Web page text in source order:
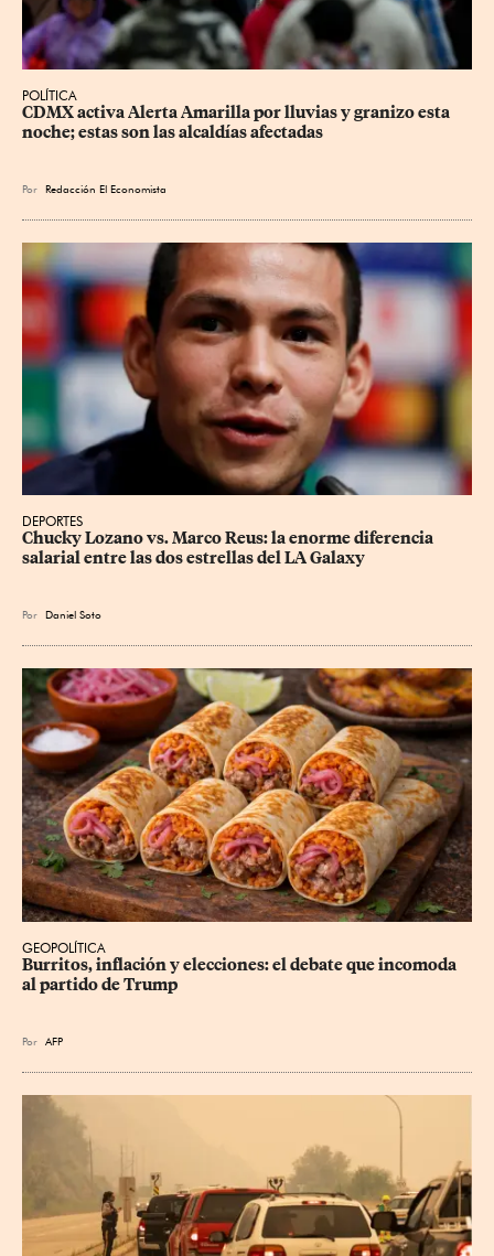
POLÍTICA
CDMX activa Alerta Amarilla por lluvias y granizo esta
noche; estas son las alcaldías afectadas
Por Redacción El Economista
DEPORTES
Chucky Lozano vs. Marco Reus: la enorme diferencia
salarial entre las dos estrellas del LA Galaxy
Por Daniel Soto
GEOPOLÍTICA
Burritos, inflación y elecciones: el debate que incomoda
al partido de Trump
Por AFP